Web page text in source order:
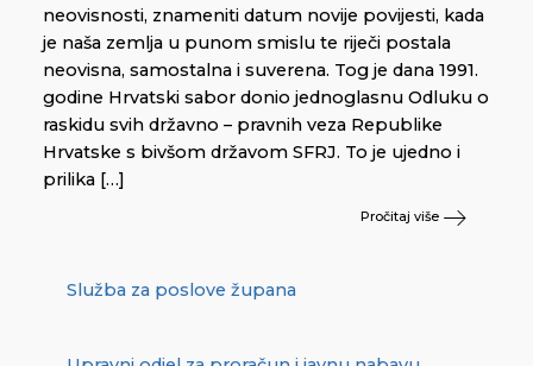
neovisnosti, znameniti datum novije povijesti, kada
je naša zemlja u punom smislu te riječi postala
neovisna, samostalna i suverena. Tog je dana 1991.
godine Hrvatski sabor donio jednoglasnu Odluku o
raskidu svih državno – pravnih veza Republike
Hrvatske s bivšom državom SFRJ. To je ujedno i
prilika […]
Pročitaj više
Služba za poslove župana